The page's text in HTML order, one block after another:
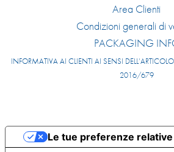
Area Clienti
Condizioni generali di
PACKAGING
INFORMATIVA AI CLIENTI AI SENSI
2016/679
Le tue preferenze